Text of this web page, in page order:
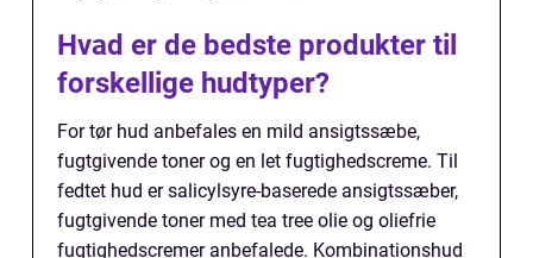
Hvad er de bedste produkter til
forskellige hudtyper?
For tør hud anbefales en mild ansigtssæbe,
fugtgivende toner og en let fugtighedscreme. Til
fedtet hud er salicylsyre-baserede ansigtssæber,
fugtgivende toner med tea tree olie og oliefrie
fugtighedscremer anbefalede. Kombinationshud